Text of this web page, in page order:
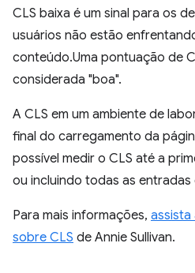
CLS baixa é um sinal para os
usuários não estão
conteúdo.Uma pontuação de
considerada "boa".
A CLS em um ambiente de
final do carregamento da
possível medir o CLS até a
ou incluindo todas as entradas
Para mais informações, assista
sobre CLS de Annie Sullivan.